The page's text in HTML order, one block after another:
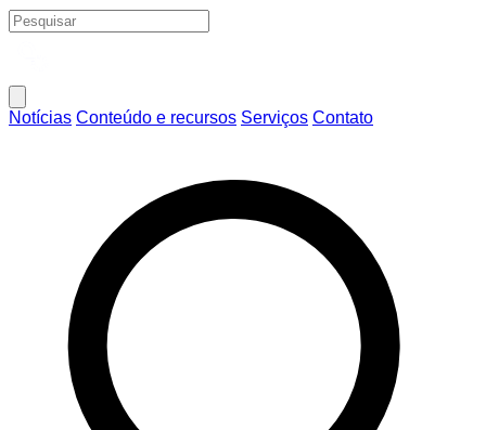
Notícias Conteúdo e recursos Serviços Contato